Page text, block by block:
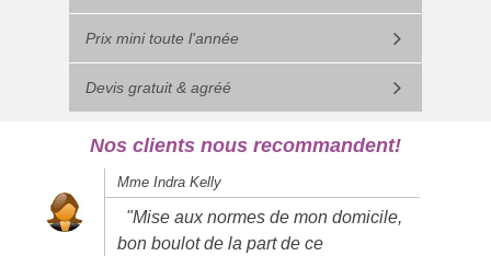
Prix mini toute l'année
Devis gratuit & agréé
Nos clients nous recommandent!
Mme Indra Kelly
"Mise aux normes de mon domicile,
bon boulot de la part de ce